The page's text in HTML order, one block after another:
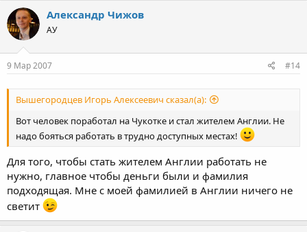
Александр Чижов
АУ
9 Мар 2007 #14
Вышегородцев Игорь Алексеевич сказал(а):
Вот человек поработал на Чукотке и стал жителем Англии. Не
надо бояться работать в трудно доступных местах!
Для того, чтобы стать жителем Англии работать не
нужно, главное чтобы деньги были и фамилия
подходящая. Мне с моей фамилией в Англии ничего не
светит